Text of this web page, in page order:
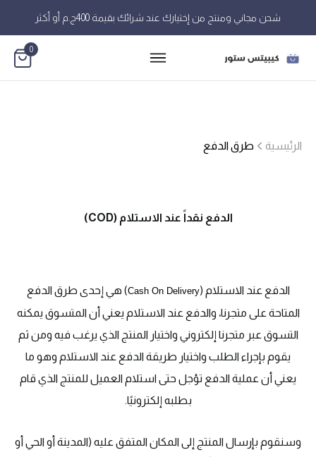
شحن مجاني ومنتج من إختيارك عند شرائك بقيمة 400ج.م أو أكثر
0
الرئيسية طرق الدفع
الدفع نقداً عند الاستلام (COD)
الدفع عند الاستلام (Cash On Delivery) هي إحدى طرق الدفع
المتاحة على متجرنا، والدفع عند الاستلام يعني أن المتسوق يمكنه
التسوق عبر متجرنا إلكتروني واختيار المنتج الذي يرغب فيه ومن ثم
يقوم بإجراء الطلب واختيار طريقة الدفع عند الاستلام وهو ما
يعني أن عملية الدفع تؤجل حتى استلام العميل للمنتج الذي قام
بطلبه إلكترونيًا.
وسنقوم بإرسال المنتج إلى المكان المتفق عليه (المدينة أو الحي أو